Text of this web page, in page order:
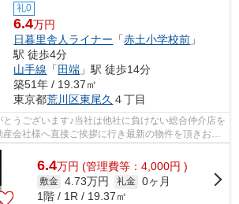
礼0
6.4万円
日暮里舎人ライナー 「赤土小学校前 」
駅 徒歩4分
山手線 「 田端 」駅 徒歩14分
築51年 / 19.37㎡
東京都荒川区東尾久 ４丁目
うございます♪当社は他社に負けない総合仲介店を
会社様へ直接ご挨拶に行き最新の物件を頂きお客
新の情報は...
6.4万円 (管理費等：4,000円 )
敷金 4.73万円 礼金 0ヶ月
1階 / 1R / 19.37㎡